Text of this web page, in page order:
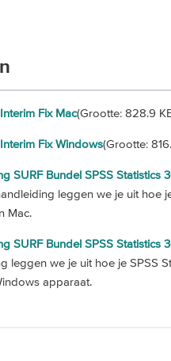
Fix Mac(Grootte: 828.9
Fix Windows(Grootte:
SURF Bundel SPSS Statistics
leggen we je uit hoe
Mac.
SURF Bundel SPSS Statistics
leggen we je uit hoe je SPSS
apparaat.